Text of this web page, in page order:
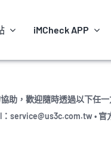
iMCheck APP
助，歡迎隨時透過以下任
：service@us3c.com.tw • 官